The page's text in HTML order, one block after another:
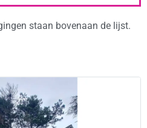
staan bovenaan de lijst.